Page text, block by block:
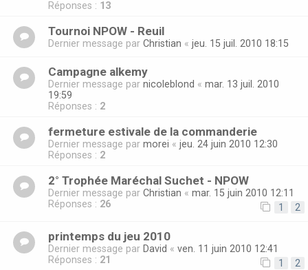
Réponses : 13
Tournoi NPOW - Reuil
Dernier message par Christian « jeu. 15 juil. 2010 18:15
Campagne alkemy
Dernier message par nicoleblond « mar. 13 juil. 2010
19:59
Réponses : 2
fermeture estivale de la commanderie
Dernier message par morei « jeu. 24 juin 2010 12:30
Réponses : 2
2° Trophée Maréchal Suchet - NPOW
Dernier message par Christian « mar. 15 juin 2010 12:11
Réponses : 26 1 2
printemps du jeu 2010
Dernier message par David « ven. 11 juin 2010 12:41
Réponses : 21 1 2